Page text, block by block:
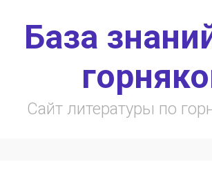
База
Сайт литературы по